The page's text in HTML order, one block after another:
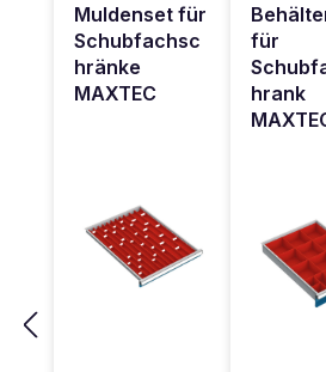
Muldenset für
Schubfachsc
hränke
MAXTEC
für
hrank